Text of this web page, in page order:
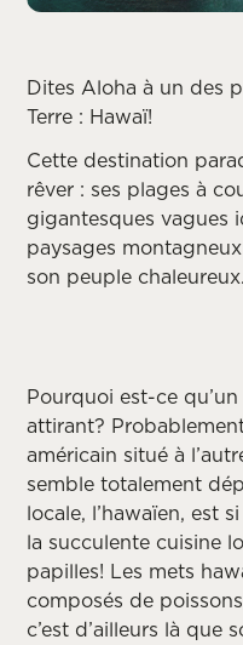
Dites Aloha à un des
Terre : Hawaï!
Cette destination
rêver : ses plages à
gigantesques vagues
paysages
son peuple chaleureux.
Pourquoi est-ce
attirant?
américain situé à
semble totalement
locale, l’hawaïen, est
la succulente cuisine
papilles! Les mets
composés de
c’est d’ailleurs là que